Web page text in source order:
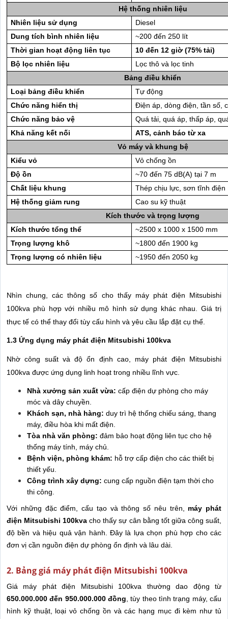
Hệ thống nhiên liệu
Nhiên liệu sử dụng
Diesel
Dung tích bình nhiên liệu
~200 đến 250 lít
Thời gian hoạt động liên tục
10 đến 12 giờ (75% tải)
Bộ lọc nhiên liệu
Lọc thô và lọc tinh
Bảng điều khiển
Loại bảng điều khiển
Tự động
Chức năng hiển thị
Điện áp, dòng điện, tần số,
Chức năng bảo vệ
Quá tải, quá áp, thấp áp,
Khả năng kết nối
ATS, cảnh báo từ xa
Vỏ máy và khung bệ
Kiểu vỏ
Vỏ chống ồn
Độ ồn
~70 đến 75 dB(A) tại 7 m
Chất liệu khung
Thép chịu lực, sơn tĩnh điện
Hệ thống giảm rung
Cao su kỹ thuật
Kích thước và trọng lượng
Kích thước tổng thể
~2500 x 1000 x 1500 mm
Trọng lượng khô
~1800 đến 1900 kg
Trọng lượng có nhiên liệu
~1950 đến 2050 kg
Nhìn chung, các thông số cho thấy máy phát điện Mitsubishi
100kva phù hợp với nhiều mô hình sử dụng khác nhau. Giá trị
thực tế có thể thay đổi tùy cấu hình và yêu cầu lắp đặt cụ thể.
1.3 Ứng dụng máy phát điện Mitsubishi 100kva
Nhờ công suất và độ ổn định cao, máy phát điện Mitsubishi
100kva được ứng dụng linh hoạt trong nhiều lĩnh vực.
Nhà xưởng sản xuất vừa: cấp điện dự phòng cho máy
móc và dây chuyền.
Khách sạn, nhà hàng: duy trì hệ thống chiếu sáng, thang
máy, điều hòa khi mất điện.
Tòa nhà văn phòng: đảm bảo hoạt động liên tục cho hệ
thống máy tính, máy chủ.
Bệnh viện, phòng khám: hỗ trợ cấp điện cho các thiết bị
thiết yếu.
Công trình xây dựng: cung cấp nguồn điện tạm thời cho
thi công.
Với những đặc điểm, cấu tạo và thông số nêu trên, máy phát
điện Mitsubishi 100kva cho thấy sự cân bằng tốt giữa công suất,
độ bền và hiệu quả vận hành. Đây là lựa chọn phù hợp cho các
đơn vị cần nguồn điện dự phòng ổn định và lâu dài.
2. Bảng giá máy phát điện Mitsubishi 100kva
Giá máy phát điện Mitsubishi 100kva thường dao động từ
650.000.000 đến 950.000.000 đồng , tùy theo tình trạng máy, cấu
hình kỹ thuật, loại vỏ chống ồn và các hạng mục đi kèm như tủ